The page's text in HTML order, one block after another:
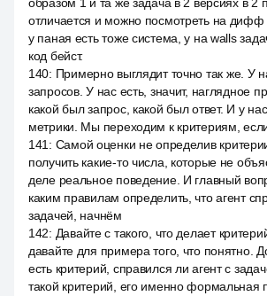
отличается и можно посмотреть на дифф
у паная есть тоже система, у на walls
код бейст.
140: Примерно выглядит точно так же. У
запросов. У нас есть, значит, наглядное
какой был запрос, какой был ответ. И у
метрики. Мы переходим к критериям,
141 : Самой оценки не определив
получить какие-то числа, которые не
деле реальное поведение. И главный
каким правилам определить, что агент
задачей, начнём
142: Давайте с такого, что делает
давайте для примера того, что понятно.
есть критерий, справился ли агент с
такой критерий, его именно формальная